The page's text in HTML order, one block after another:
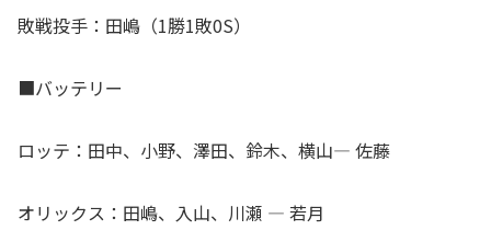
敗戦投手：田嶋（1勝1敗0S）
■バッテリー
ロッテ：田中、小野、澤田、鈴木、横山― 佐藤
オリックス：田嶋、入山、川瀬 ― 若月